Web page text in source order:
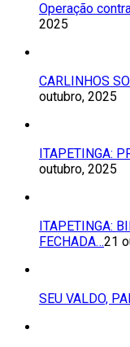
Operação
2025
CARLINHOS
outubro, 2025
ITAPETINGA:
outubro, 2025
ITAPETINGA:
FECHADA…21
SEU VALDO,